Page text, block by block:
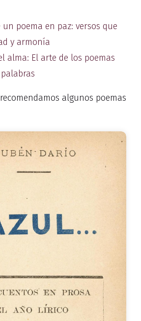
un poema en paz: versos que
y armonía
alma: El arte de los poemas
algunos poemas